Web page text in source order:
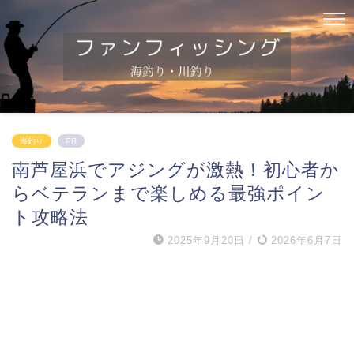
海釣り PR
南芦屋浜でアジングが激熱！初心者か
らベテランまで楽しめる最強ポイン
ト攻略法
2025年9月20日 / 2026年6月7日